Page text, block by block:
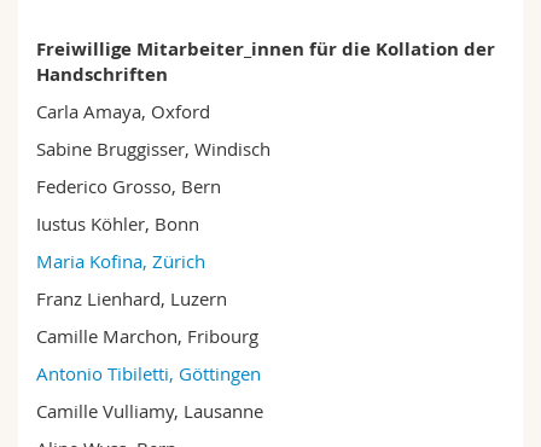
Freiwillige Mitarbeiter_innen für die Kollation der
Handschriften
Carla Amaya, Oxford
Sabine Bruggisser, Windisch
Federico Grosso, Bern
Iustus Köhler, Bonn
Maria Kofina, Zürich
Franz Lienhard, Luzern
Camille Marchon, Fribourg
Antonio Tibiletti, Göttingen
Camille Vulliamy, Lausanne